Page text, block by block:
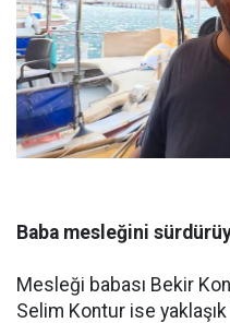
Baba mesleğini
Mesleği babası Bekir
Selim Kontur ise yaklaşık